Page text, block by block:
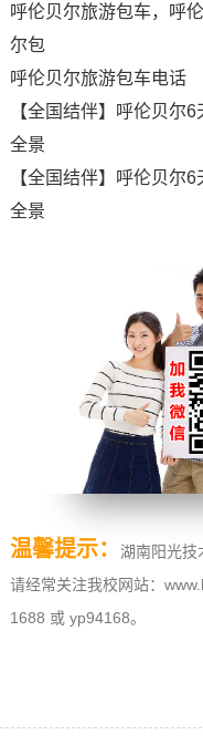
呼伦贝尔旅游包车，呼
尔包
呼伦贝尔旅游包车电话
【全国结伴】呼伦贝尔
全景
【全国结伴】呼伦贝尔
全景
温馨提示：
湖南阳光技
请经常关注我校网站：
1688 或 yp94168。